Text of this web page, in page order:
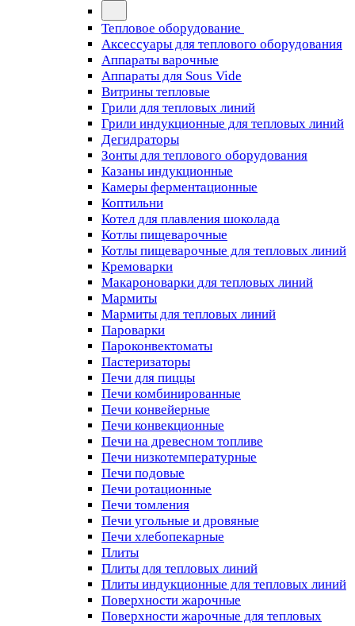
Тепловое оборудование
Аксессуары для теплового оборудования
Аппараты варочные
Аппараты для Sous Vide
Витрины тепловые
Грили для тепловых линий
Грили индукционные для тепловых линий
Дегидраторы
Зонты для теплового оборудования
Казаны индукционные
Камеры ферментационные
Коптильни
Котел для плавления шоколада
Котлы пищеварочные
Котлы пищеварочные для тепловых линий
Кремоварки
Макароноварки для тепловых линий
Мармиты
Мармиты для тепловых линий
Пароварки
Пароконвектоматы
Пастеризаторы
Печи для пиццы
Печи комбинированные
Печи конвейерные
Печи конвекционные
Печи на древесном топливе
Печи низкотемпературные
Печи подовые
Печи ротационные
Печи томления
Печи угольные и дровяные
Печи хлебопекарные
Плиты
Плиты для тепловых линий
Плиты индукционные для тепловых линий
Поверхности жарочные
Поверхности жарочные для тепловых